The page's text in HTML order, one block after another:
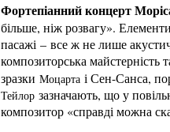
Фортепіанний концерт
більше, ніж розвагу».
пасажі – все ж не лише
композиторська майстерність
зразки Моцарта і Сен-Санса,
Тейлор зазначають, що у
композитор «справді можна